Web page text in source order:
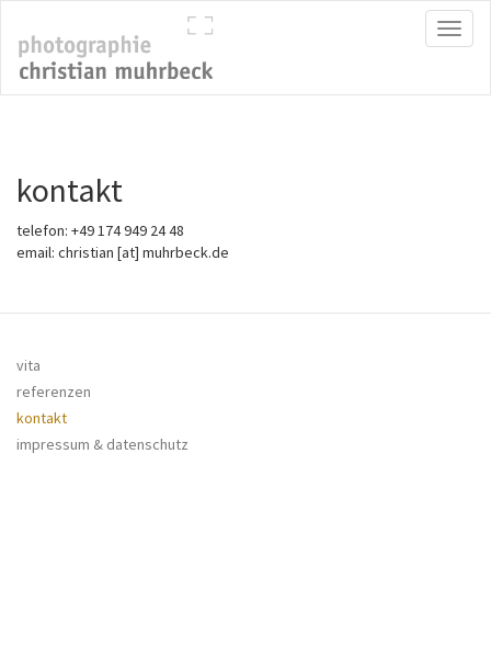
Inhalt
kontakt
telefon: +49 174 949 24 48
email: christian [at] muhrbeck.de
vita
referenzen
kontakt
impressum & datenschutz